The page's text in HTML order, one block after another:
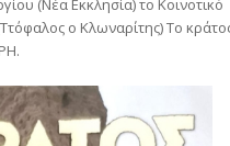
(Νέα Εκκλησία) το Κοινοτικό
ο Κλωναρίτης) Το